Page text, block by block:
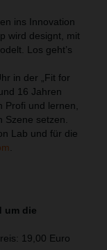
ins Innovation
wird designt, mit
Los geht’s
in der „Fit for
16 Jahren
und lernen,
setzen.
Lab und für die
um die
19,00 Euro